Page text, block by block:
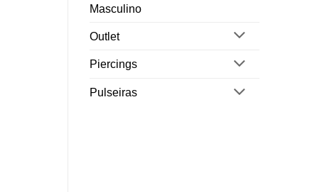
Masculino
Outlet
Piercings
Pulseiras